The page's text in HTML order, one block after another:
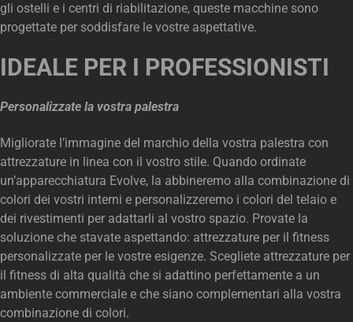
gli ostelli e i centri di riabilitazione, queste macchine sono
progettate per soddisfare le vostre aspettative.
IDEALE PER I PROFESSIONISTI
Personalizzate la vostra palestra
Migliorate l’immagine del marchio della vostra palestra con
attrezzature in linea con il vostro stile. Quando ordinate
un’apparecchiatura Evolve, la abbineremo alla combinazione di
colori dei vostri interni e personalizzeremo i colori del telaio e
dei rivestimenti per adattarli al vostro spazio. Provate la
soluzione che stavate aspettando: attrezzature per il fitness
personalizzate per le vostre esigenze. Scegliete attrezzature per
il fitness di alta qualità che si adattino perfettamente a un
ambiente commerciale e che siano complementari alla vostra
combinazione di colori.